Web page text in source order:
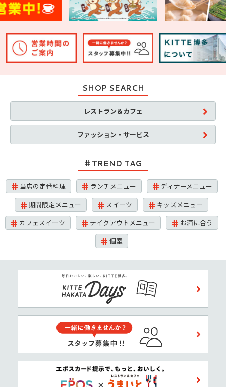
SHOP SEARCH
レストラン＆カフェ
ファッション・サービス
TREND TAG
当店の定番料理 ランチメニュー
ディナーメニュー
期間限定メニュー
スイーツ
キッズメニュー
カフェスイーツ
テイクアウトメニュー
お酒に合う
個室